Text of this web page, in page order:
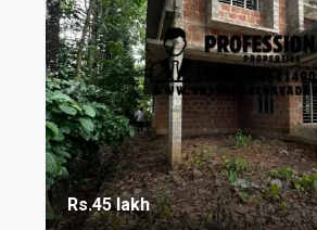
Rs.45 lakh